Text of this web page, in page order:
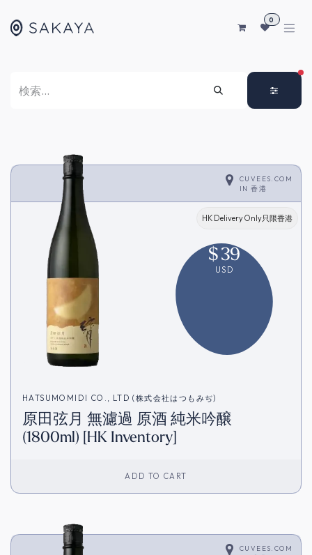
0
CUVEES.COM
IN香港
HK Delivery Only只限香港
$39
USD
HATSUMOMIDI CO., LTD (株式会社はつもみぢ)
原田弦月 無濾過 原酒 純米吟醸
(1800ml) [HK Inventory]
ADD TO CART
CUVEES.COM